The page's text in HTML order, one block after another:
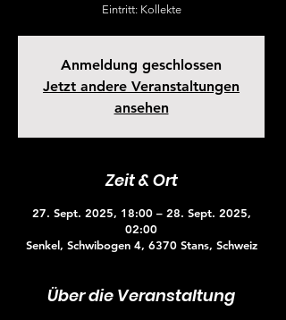
Eintritt: Kollekte
Anmeldung geschlossen
Jetzt andere Veranstaltungen
ansehen
Zeit & Ort
27. Sept. 2025, 18:00 – 28. Sept. 2025,
02:00
Senkel, Schwibogen 4, 6370 Stans, Schweiz
Über die Veranstaltung